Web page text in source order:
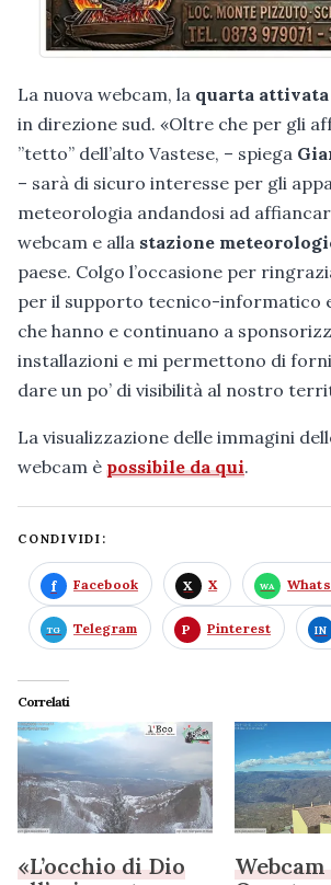
La nuova webcam, la quarta attivata
in direzione sud. «Oltre che per gli
”tetto” dell’alto Vastese, – spiega
– sarà di sicuro interesse per gli
meteorologia andandosi ad
webcam e alla stazione
paese. Colgo l’occasione per
per il supporto tecnico-informatico
che hanno e continuano a
installazioni e mi permettono di
dare un po’ di visibilità al nostro
La visualizzazione delle immagini
webcam è possibile da qui.
CONDIVIDI:
Facebook X
Telegram Pinterest
Correlati
«L’occhio di Dio